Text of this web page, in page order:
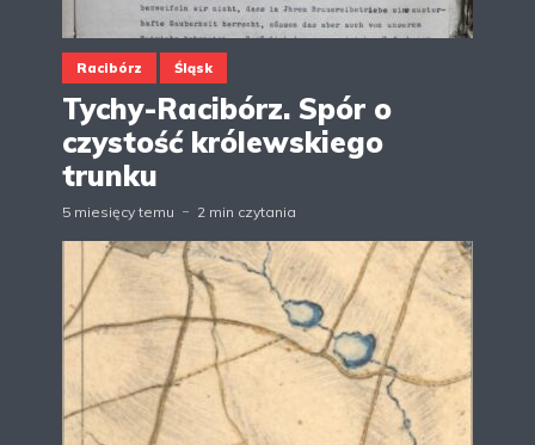
Racibórz Śląsk
Tychy-Racibórz. Spór o
czystość królewskiego
trunku
5 miesięcy temu 2 min czytania